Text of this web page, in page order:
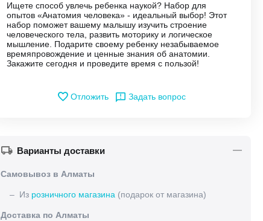
Ищете способ увлечь ребенка наукой? Набор для
опытов «Анатомия человека» - идеальный выбор! Этот
набор поможет вашему малышу изучить строение
человеческого тела, развить моторику и логическое
мышление. Подарите своему ребенку незабываемое
времяпровождение и ценные знания об анатомии.
Закажите сегодня и проведите время с пользой!
Отложить Задать вопрос
Варианты доставки
Самовывоз в Алматы
– Из розничного магазина (подарок от магазина)
Доставка по Алматы